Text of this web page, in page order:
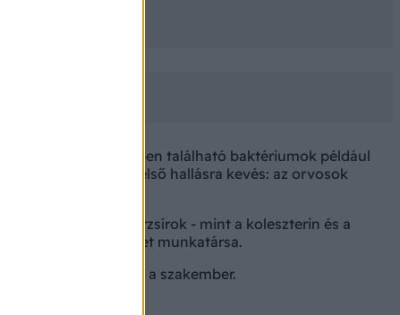
tejtermékekben található baktériumok például
épülését. Ez csak első hallásra kevés: az orvosok
és a vérzsírok - mint a koleszterin és a
Intézet munkatársa.
- tette hozzá a szakember.